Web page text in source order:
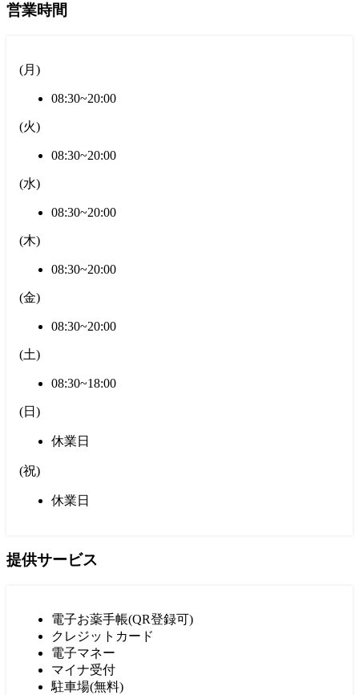
営業時間
(月 )
08:30~20:00
(火)
08:30~20:00
(水)
08:30~20:00
(木)
08:30~20:00
(金)
08:30~20:00
(土)
08:30~18:00
(日 )
休業日
(祝)
休業日
提供サービス
電子お薬手帳(QR登録可)
クレジットカード
電子マネー
マイナ受付
駐車場(無料)